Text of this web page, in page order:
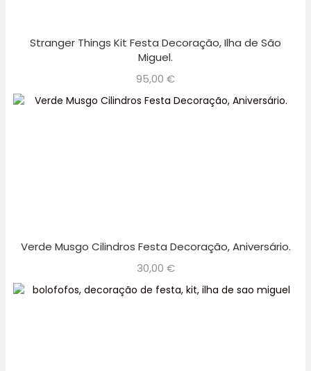
Stranger Things Kit Festa Decoração, Ilha de São
Miguel.
95,00 €
Verde Musgo Cilindros Festa Decoração, Aniversário.
30,00 €